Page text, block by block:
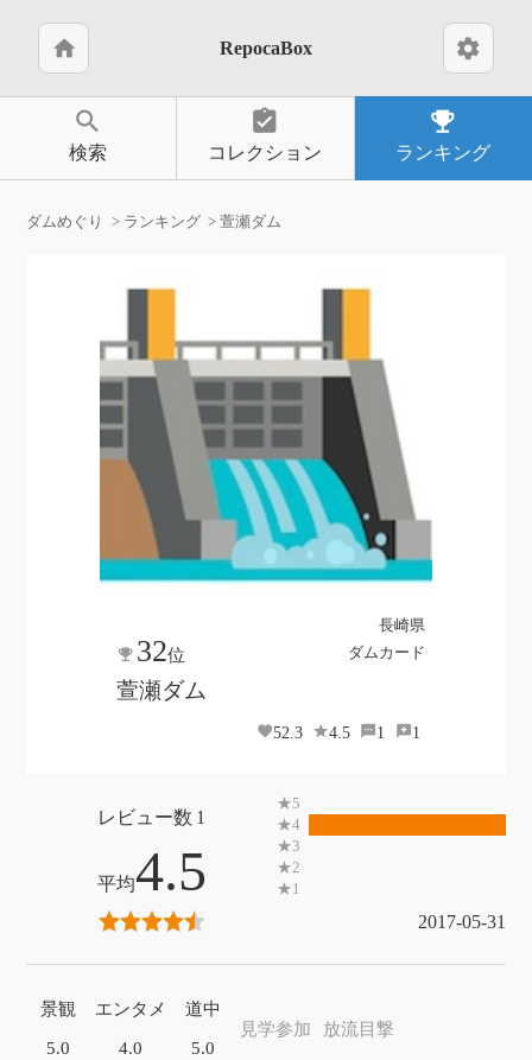
home RepocaBox settings
search
検索
assignment_turned_in
コレクション
emoji_events
ランキング
ダムめぐり ランキング 萱瀬ダム
長崎県
ダムカード
32位
萱瀬ダム
52.3 4.5 1 1
1
4.5
2017-05-31
景観
5.0
エンタメ
4.0
道中
5.0
見学参加 放流目撃